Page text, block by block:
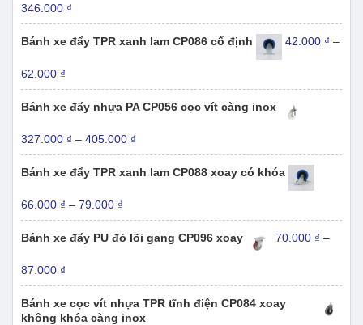
346.000 ₫
giá:
từ
308.000 ₫
Bánh xe đẩy TPR xanh lam CP086 cố định 42.000 ₫ –
62.000 ₫
giá:
từ
42.000 ₫
62.000 ₫
Bánh xe đẩy nhựa PA CP056 cọc vít càng inox
327.000 ₫ – 405.000 ₫
giá:
từ
Bánh xe đẩy TPR xanh lam CP088 xoay có khóa
66.000 ₫ – 79.000 ₫
giá:
từ
66.000 ₫
Bánh xe đẩy PU đỏ lõi gang CP096 xoay 70.000 ₫ –
87.000 ₫
giá:
70.000 ₫
Bánh xe cọc vít nhựa TPR tĩnh điện CP084 xoay
không khóa càng inox